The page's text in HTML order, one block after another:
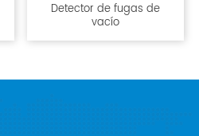
Detector de fugas de
vacío